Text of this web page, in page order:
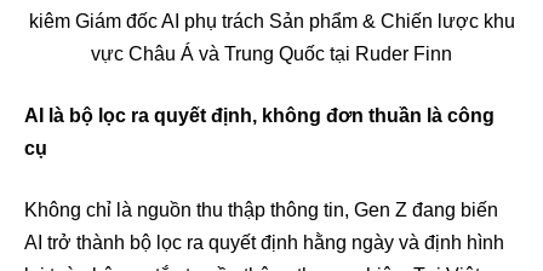
kiêm Giám đốc AI phụ trách Sản phẩm & Chiến lược khu
vực Châu Á và Trung Quốc tại Ruder Finn
AI là bộ lọc ra quyết định, không đơn thuần là công
cụ
Không chỉ là nguồn thu thập thông tin, Gen Z đang biến
AI trở thành bộ lọc ra quyết định hằng ngày và định hình